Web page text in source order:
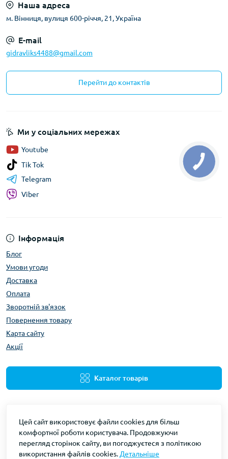
Наша адреса
м. Вінниця, вулиця 600-річчя, 21, Україна
E-mail
gidravliks4488@gmail.com
Перейти до контактів
Інформація
Блог
Умови угоди
Доставка
Оплата
Зворотній зв'язок
Повернення товару
Карта сайту
Акції
Каталог товарів
Ми у соціальних мережах
Youtube
Tik Tok
Telegram
Viber
Gidravliks © 2026
Цей сайт використовує файли cookies для більш
комфортної роботи користувача. Продовжуючи
перегляд сторінок сайту, ви погоджуєтеся з політикою
використання файлів cookies. Детальніше